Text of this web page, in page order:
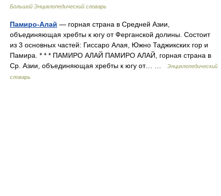
Большой Энциклопедический словарь
Памиро-Алай — горная страна в Средней Азии,
объединяющая хребты к югу от Ферганской долины. Состоит
из 3 основных частей: Гиссаро Алая, Южно Таджикских гор и
Памира. * * * ПАМИРО АЛАЙ ПАМИРО АЛАЙ, горная страна в
Ср. Азии, объединяющая хребты к югу от… …
Энциклопедический
словарь